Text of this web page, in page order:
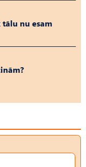
nu esam